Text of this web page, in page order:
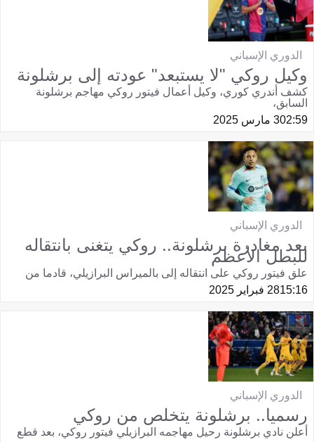
الدوري الإسباني
وكيل روكي "لا يستبعد" عودته إلى برشلونة
كشف أندري كوري، وكيل أعمال فيتور روكي مهاجم برشلونة
السابق،
02:593 مارس 2025
الدوري الإسباني
بعد مغادرة برشلونة.. روكي يتغنى بانتقاله
للبطل الأعظم
علق فيتور روكي على انتقاله إلى بالميراس البرازيلي، قادما من
15:1628 فبراير 2025
الدوري الإسباني
رسميا.. برشلونة يتخلص من روكي
أعلن نادي برشلونة رحيل مهاجمه البرازيلي فيتور روكي، بعد قطع